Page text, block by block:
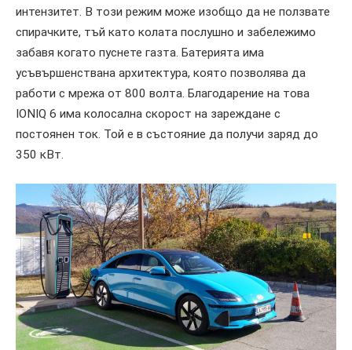
интензитет. В този режим може изобщо да не ползвате
спирачките, тъй като колата послушно и забележимо
забавя когато пуснете газта. Батерията има
усъвършенствана архитектура, която позволява да
работи с мрежа от 800 волта. Благодарение на това
IONIQ 6 има колосална скорост на зареждане с
постоянен ток. Той е в състояние да получи заряд до
350 кВт.